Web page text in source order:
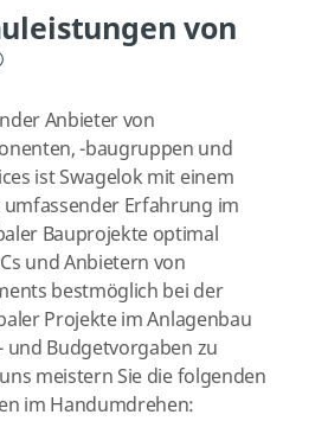
von
Anbieter von
-baugruppen und
ist Swagelok mit einem
Erfahrung im
Bauprojekte optimal
und Anbietern von
bestmöglich bei der
Projekte im Anlagenbau
und Budgetvorgaben zu
meistern Sie die folgenden
im Handumdrehen: